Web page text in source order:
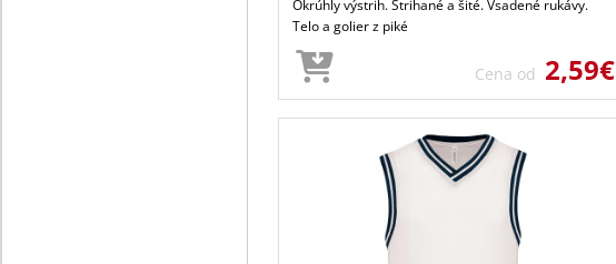
Okrúhly výstrih. Strihané a šité. Vsadené rukávy.
Telo a golier z piké
Cena od 2,59€